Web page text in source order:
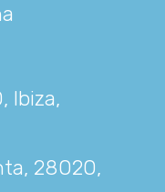
Ibiza,
28020,